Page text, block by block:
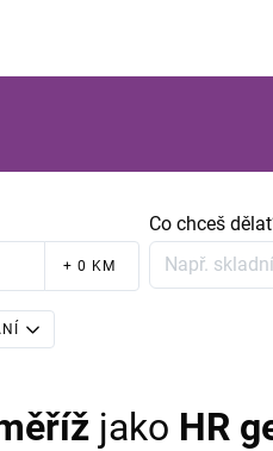
+ 0 KM
Co chceš
jako HR